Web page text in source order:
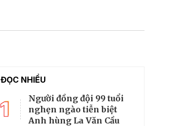
ĐỌC NHIỀU
1
Người đồng đội 99 tuổi
nghẹn ngào tiễn biệt
Anh hùng La Văn Cầu